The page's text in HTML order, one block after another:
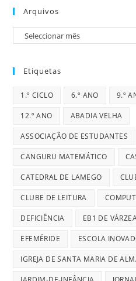
Arquivos
Arquivos
Etiquetas
1.º CICLO 6.º ANO 9.º
12.º ANO ABADIA VELHA
ASSOCIAÇÃO DE ESTUDANTES
CANGURU MATEMÁTICO
CATEDRAL DE LAMEGO
CLUBE DE LEITURA
DEFICIÊNCIA EB1 DE
EFEMÉRIDE ESCOLA
IGREJA DE SANTA MARIA DE